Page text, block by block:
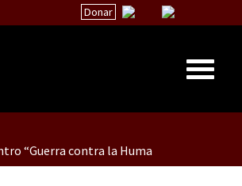
Donar
“Guerra contra la Humanidad”